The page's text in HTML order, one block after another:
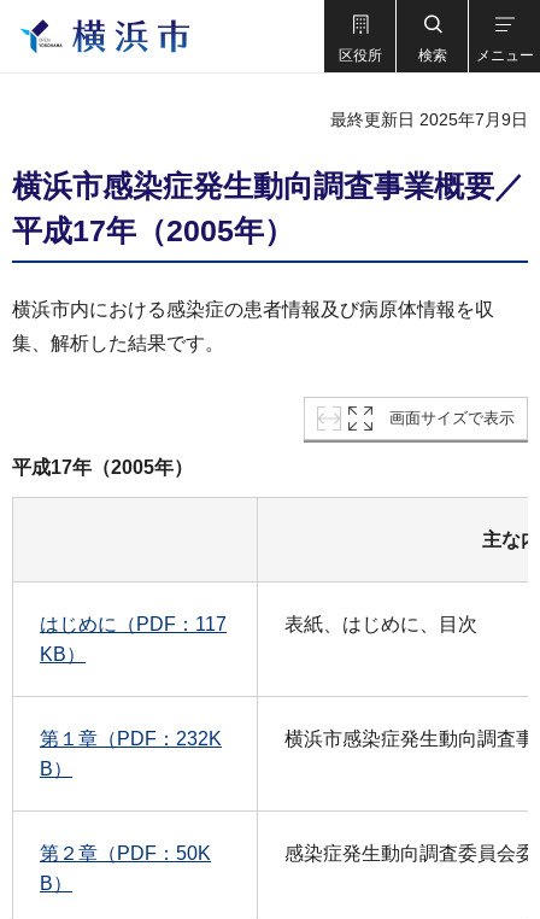
区役所 検索 メニュー
最終更新日 2025年7月9日
横浜市感染症発生動向調査事業概要／
平成17年（2005年）
横浜市内における感染症の患者情報及び病原体情報を収
集、解析した結果です。
画面サイズで表示
平成17年（2005年）
主な
はじめに（PDF：117
KB）
表紙、はじめに、目次
第１章（PDF：232K
B）
横浜市感染症発生動向調査事
第２章（PDF：50K
B）
感染症発生動向調査委員会委